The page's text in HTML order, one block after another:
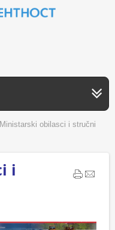
Ministarski obilasci i stručni
i